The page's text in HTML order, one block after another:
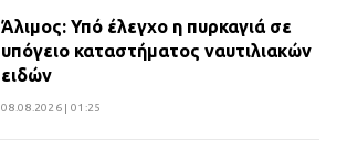
Άλιμος: Υπό έλεγχο η πυρκαγιά σε
υπόγειο καταστήματος ναυτιλιακών
ειδών
08.08.2026 | 01:25